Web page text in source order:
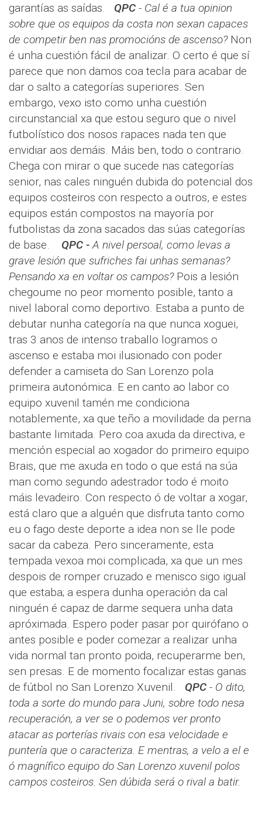
garantías as saídas. QPC - Cal é a tua opinion
sobre que os equipos da costa non sexan capaces
de competir ben nas promocións de ascenso?Non
é unha cuestión fácil de analizar. O certo é que sí
parece que non damos coa tecla para acabar de
dar o salto a categorías superiores. Sen
embargo, vexo isto como unha cuestión
circunstancial xa que estou seguro que o nivel
futbolístico dos nosos rapaces nada ten que
envidiar aos demáis. Máis ben, todo o contrario.
Chega con mirar o que sucede nas categorías
senior, nas cales ninguén dubida do potencial dos
equipos costeiros con respecto a outros, e estes
equipos están compostos na mayoría por
futbolistas da zona sacados das súas categorías
de base.
QPC -A nivel persoal, como levas a
grave lesión que sufriches fai unhas semanas?
Pensando xa en voltar os campos?Pois a lesión
chegoume no peor momento posible, tanto a
nivel laboral como deportivo. Estaba a punto de
debutar nunha categoría na que nunca xoguei,
tras 3 anos de intenso traballo logramos o
ascenso e estaba moi ilusionado con poder
defender a camiseta do San Lorenzo pola
primeira autonómica. E en canto ao labor co
equipo xuvenil tamén me condiciona
notablemente, xa que teño a movilidade da perna
bastante limitada. Pero coa axuda da directiva, e
mención especial ao xogador do primeiro equipo
Brais, que me axuda en todo o que está na súa
man como segundo adestrador todo é moito
máis levadeiro. Con respecto ó de voltar a xogar,
está claro que a alguén que disfruta tanto como
eu o fago deste deporte a idea non se lle pode
sacar da cabeza. Pero sinceramente, esta
tempada vexoa moi complicada, xa que un mes
despois de romper cruzado e menisco sigo igual
que estaba; a espera dunha operación da cal
ninguén é capaz de darme sequera unha data
apróximada. Espero poder pasar por quirófano o
antes posible e poder comezar a realizar unha
vida normal tan pronto poida, recuperarme ben,
sen presas. E de momento focalizar estas ganas
de fútbol no San Lorenzo Xuvenil. QPC - O dito,
toda a sorte do mundo para Juni, sobre todo nesa
recuperación, a ver se o podemos ver pronto
atacar as porterías rivais con esa velocidade e
puntería que o caracteriza. E mentras, a velo a el e
ó magnífico equipo do San Lorenzo xuvenil polos
campos costeiros. Sen dúbida será o rival a batir.